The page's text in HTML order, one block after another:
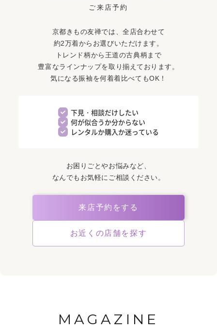
ご来店予約
京都きもの友禅では、全店合わせて
約2万着からお選びいただけます。
トレンド柄から王道の古典柄まで
豊富なラインナップを取り揃えております。
気になる振袖を何着着比べてもOK！
下見・相談だけしたい
何が似合うか分からない
レンタルか購入か迷っている
お困りごとやお悩みなど、
なんでもお気軽にご相談ください。
来店予約をする
お近くの店舗を探す
MAGAZINE